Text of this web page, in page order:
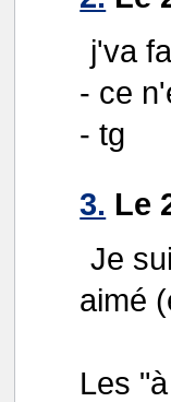
j'va
- ce
- tg
3. Le
Je
aimé
Les